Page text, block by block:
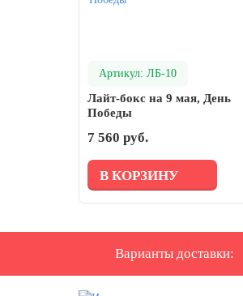
12 апреля, День космонавтики
18 апреля, Дни исторического и
культурного наследия
1 мая, праздник Весны и Труда
9 мая, День Победы
Артикул: ЛБ-10
Лайт-бокс на 9 мая, День
Победы
7 560 руб.
В КОРЗИНУ
Варианты доставки: